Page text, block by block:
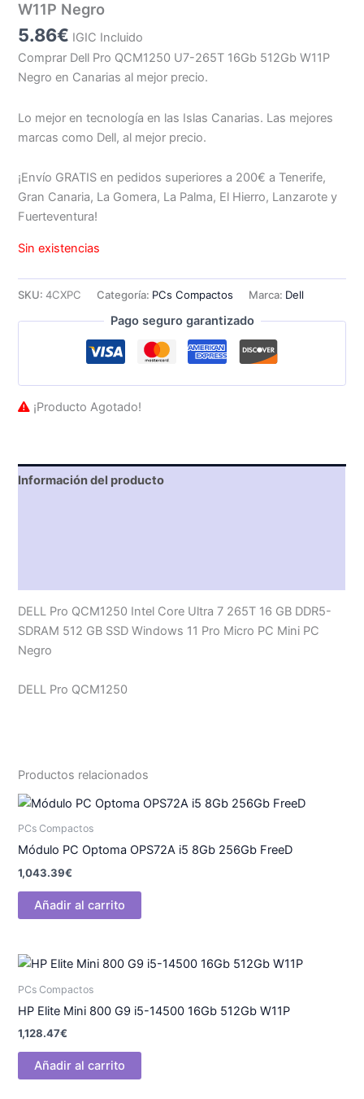
W11P Negro
5.86€ IGIC Incluido
Comprar Dell Pro QCM1250 U7-265T 16Gb 512Gb W11P
Negro en Canarias al mejor precio.
Lo mejor en tecnología en las Islas Canarias. Las mejores
marcas como Dell, al mejor precio.
¡Envío GRATIS en pedidos superiores a 200€ a Tenerife,
Gran Canaria, La Gomera, La Palma, El Hierro, Lanzarote y
Fuerteventura!
Sin existencias
SKU:4CXPC Categoría: PCs Compactos Marca: Dell
Pago seguro garantizado
¡Producto Agotado!
Información del producto
DELL Pro QCM1250 Intel Core Ultra 7 265T 16 GB DDR5-
SDRAM 512 GB SSD Windows 11 Pro Micro PC Mini PC
Negro
DELL Pro QCM1250
Productos relacionados
PCs Compactos
Módulo PC Optoma OPS72A i5 8Gb 256Gb FreeD
1,043.39€
Añadir al carrito
PCs Compactos
HP Elite Mini 800 G9 i5-14500 16Gb 512Gb W11P
1,128.47€
Añadir al carrito